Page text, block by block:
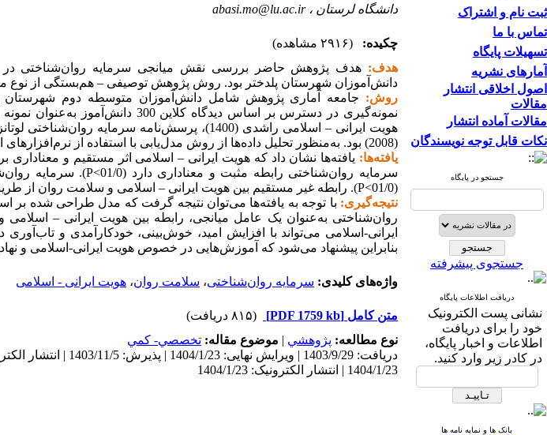
ثبت نام و اشتراک
تماس با ما
تسهیلات پایگاه
آمارهای نشریه
اصول اخلاقی انتشار
مقالات
مقالات آماده انتشار
نکات قابل توجه نویسندگان
جستجو در پایگاه
جستجوی پیشرفته
دریافت اطلاعات پایگاه
نشانی پست الکترونیک
خود را برای دریافت
اطلاعات و اخبار پایگاه،
در کادر زیر وارد کنید.
بانک ها و نمایه نامه ها
دانشگاه لرستان ،abasi.mo@lu.ac.ir
چکیده:
(۲۹۱۶ مشاهده)
هدف: هدف پژوهش حاضر بررسی نقش میانجی سرمایه روان‌شناختی در
دانش‌آموزان شهرستان پلدختر بود. روش پژوهش توصیفی – هم‌بستگی از نوع
روش:
نمونه‌گیری در دسترس بر اساس دیدگاه
(2008) بود. به‌منظور تحلیل داده‌ها از روش مدل‌یابی با استفاده از نرم‌افزارهای اس‌پی‌اس‌اس 26و ایموس 24 استفاده شد
یافته‌ها: یافته‌ها نشان داد که هویت ایرانی – اسلامی اثر مستقیم و معناداری بر
سرمایه روان‌شناختی رابطه مثبت و معناداری دارد (01/0>
P). سرمایه
(01/0>
P). رابطه غیر مستقیم بین هویت ایرانی – اسلامی و سلامت روان از طریق
نتیجه‌گیری: با توجه به یافته‌ها می‌توان نتیجه گرفت که مدل طراحی شده
روان‌شناختی به‌عنوان یک عامل میانجی، رابطه بین هویت ایرانی –اسلامی
ایرانی-اسلامی می‌تواند با افزایش امید، خوش‌بینی، خودکارآمدی و
بنابراین پیشنهاد می‌شود که آموزش‌هایی در خصوص هویت ایرانی-اسلامی و
واژه‌های کلیدی: سرمایه روان‌شناختی، سلامت روان، هویت ایرانی - اسلامی
متن کامل [PDF 1759 kb]
(۸۱۵ دریافت)
نوع مطالعه: پژوهشي | موضوع مقاله: تخصصي- كمي
1404/1/23 | انتشار الکترونیک: 1404/1/23